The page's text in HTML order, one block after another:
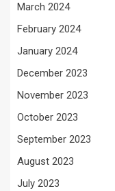
March 2024
February 2024
January 2024
December 2023
November 2023
October 2023
September 2023
August 2023
July 2023